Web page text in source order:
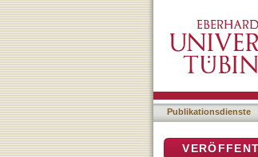
Publikationsdienste